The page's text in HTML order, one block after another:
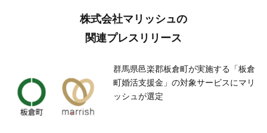
株式会社マリッシュの
関連プレスリリース
群馬県邑楽郡板倉町が実施する「板倉
町婚活支援金」の対象サービスにマリ
ッシュが選定